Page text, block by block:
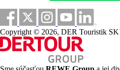
Lawn") na relaxáciu. Wellness
izbe prostredníctvom masáží.
dopravu, ktorá uľahčuje
mestom alebo výlety sú vďaka
Stravovanie
Hotelová reštaurácia Sage
Copyright © 2026, DER Touristik SK